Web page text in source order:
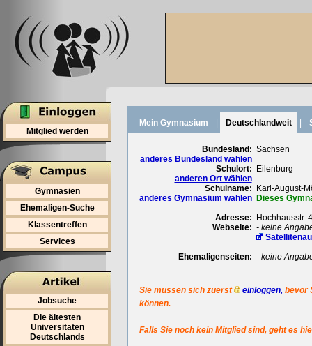
Mitglied werden
Gymnasien
Ehemaligen-Suche
Klassentreffen
Services
Jobsuche
Die ältesten
Universitäten
Deutschlands
Mein Gymnasium Deutschlandweit
Bundesland:
anderes Bundesland wählen
Sachsen
Schulort:
anderen Ort wählen
Eilenburg
Schulname:
anderes Gymnasium wählen
Karl-August-
Dieses
Adresse:
Hochhausstr.
Webseite: - keine
Ehemaligenseiten: - keine
Sie müssen sich zuerst einloggen,bevor
können.
Falls Sie noch kein Mitglied sind, geht es